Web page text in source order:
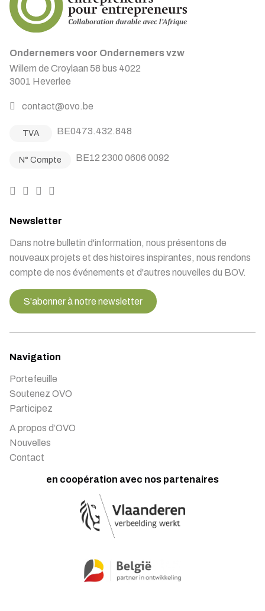
Ondernemers voor Ondernemers vzw
Willem de Croylaan 58 bus 4022
3001 Heverlee
contact@ovo.be
TVA BE0473.432.848
N° Compte BE12 2300 0606 0092
Newsletter
Dans notre bulletin d'information, nous présentons de
nouveaux projets et des histoires inspirantes, nous rendons
compte de nos événements et d'autres nouvelles du BOV.
S'abonner à notre newsletter
Navigation
Portefeuille
Soutenez OVO
Participez
A propos d’OVO
Nouvelles
Contact
en coopération avec nos partenaires